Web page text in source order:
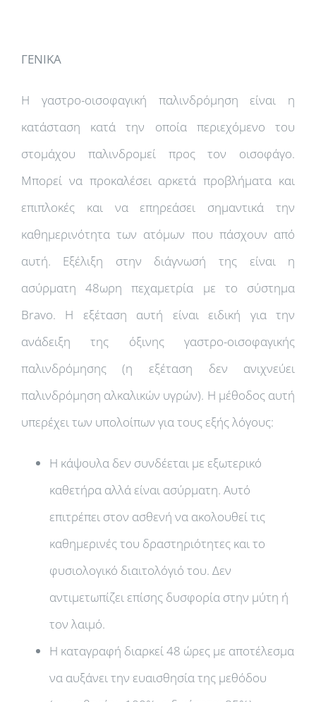
ΓΕΝΙΚΑ
Η γαστρο-οισοφαγική παλινδρόμηση είναι η
κατάσταση κατά την οποία περιεχόμενο του
στομάχου παλινδρομεί προς τον οισοφάγο.
Μπορεί να προκαλέσει αρκετά προβλήματα και
επιπλοκές και να επηρεάσει σημαντικά την
καθημερινότητα των ατόμων που πάσχουν από
αυτή. Εξέλιξη στην διάγνωσή της είναι η
ασύρματη 48ωρη πεχαμετρία με το σύστημα
Bravo. Η εξέταση αυτή είναι ειδική για την
ανάδειξη της όξινης γαστρο-οισοφαγικής
παλινδρόμησης (η εξέταση δεν ανιχνεύει
παλινδρόμηση αλκαλικών υγρών). Η μέθοδος αυτή
υπερέχει των υπολοίπων για τους εξής λόγους:
Η κάψουλα δεν συνδέεται με εξωτερικό
καθετήρα αλλά είναι ασύρματη. Αυτό
επιτρέπει στον ασθενή να ακολουθεί τις
καθημερινές του δραστηριότητες και το
φυσιολογικό διαιτολόγιό του. Δεν
αντιμετωπίζει επίσης δυσφορία στην μύτη ή
τον λαιμό.
Η καταγραφή διαρκεί 48 ώρες με αποτέλεσμα
να αυξάνει την ευαισθησία της μεθόδου